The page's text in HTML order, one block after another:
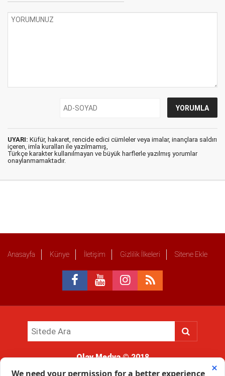
UYARI: Küfür, hakaret, rencide edici cümleler veya imalar, inançlara saldırı
içeren, imla kuralları ile yazılmamış,
Türkçe karakter kullanılmayan ve büyük harflerle yazılmış yorumlar
onaylanmamaktadır.
Anasayfa Künye İletişim Gizlilik İlkeleri Sitene Ekle
Olay Medya© 2018